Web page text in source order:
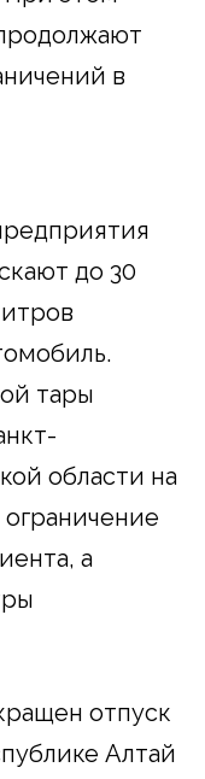
в
до 30
тары
области на
ограничение
а
отпуск
Алтай